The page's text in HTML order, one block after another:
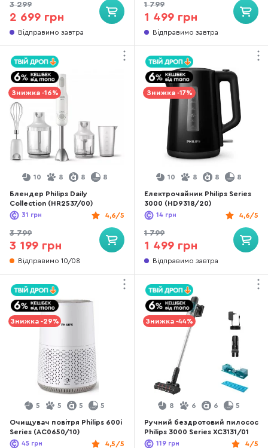
3 299
2 699 грн
Відправимо завтра
1 799
1 499 грн
Відправимо завтра
Знижка -16%
10 8 8 8
Блендер Philips Daily
Collection (HR2537/00)
4,6/5
31 грн
3 799
3 199 грн
Відправимо 10/08
Знижка -17%
10 8 8 8
Електрочайник Philips Series
3000 (HD9318/20)
4,6/5
14 грн
1 799
1 499 грн
Відправимо завтра
Знижка -29%
5 5 5 5
Очищувач повітря Philips 600i
Series (AC0650/10)
4,5/5
45 грн
Знижка -44%
8 6 6 5
Ручний бездротовий пилосос
Philips 3000 Series XC3131/01
4/5
119 грн